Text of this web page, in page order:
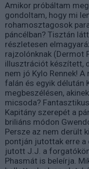
Amikor próbáltam
gondoltam, hogy mi
rohamosztagosok
páncélban? Tisztán
részletesen
rajzolónknak (Dermot
illusztrációt készített,
nem jó Kylo Rennek!
falán és egyik délután
megbeszélésen,
micsoda?
Kapitány szerepét a
briliáns módon
Persze az nem derült
pontján jutottak erre
jutott J.J. a
Phasmát is beleírja.